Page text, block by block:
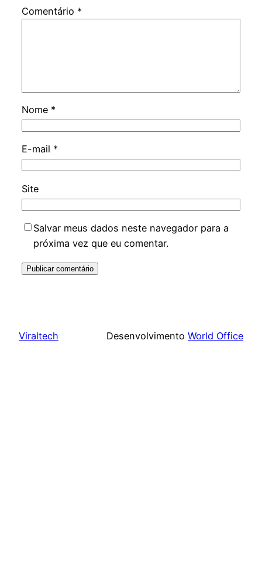
Comentário *
Nome *
E-mail *
Site
Salvar meus dados neste navegador para a
próxima vez que eu comentar.
Viraltech Desenvolvimento World Office